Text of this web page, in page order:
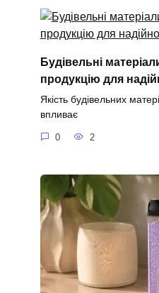
Будівельні
продукцію для
Якість будівельних
впливає
0 2